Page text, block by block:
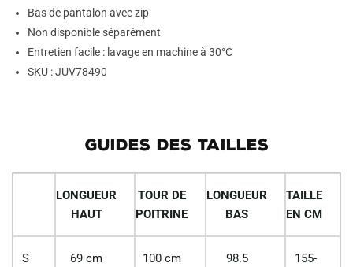
Bas de pantalon avec zip
Non disponible séparément
Entretien facile : lavage en machine à 30°C
SKU : JUV78490
GUIDES DES TAILLES
LONGUEUR
HAUT
TOUR DE
POITRINE
LONGUEUR
BAS
TAILLE
EN CM
S 69 cm 100 cm 98.5
155-